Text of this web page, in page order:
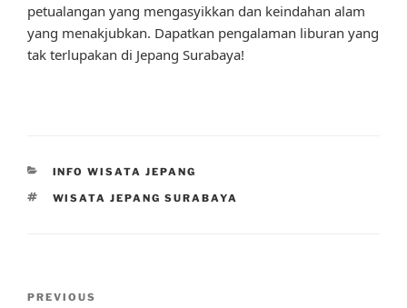
petualangan yang mengasyikkan dan keindahan alam
yang menakjubkan. Dapatkan pengalaman liburan yang
tak terlupakan di Jepang Surabaya!
CATEGORIES
INFO WISATA JEPANG
TAGS
WISATA JEPANG SURABAYA
Previous
PREVIOUS